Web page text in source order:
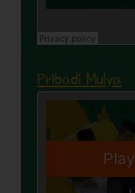
Pribadi Mulya